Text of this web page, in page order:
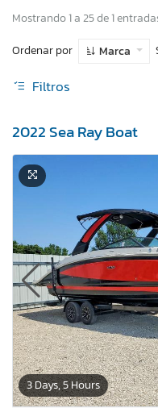
Mostrando 1 a 25 de 1
Ordenar por
Marca
Filtros
2022 Sea Ray Boat
3 Days, 5 Hours